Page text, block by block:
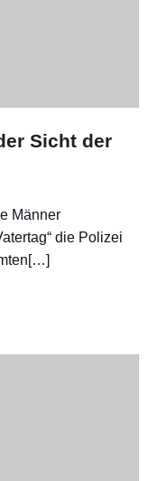
Sicht der
Männer
die Polizei